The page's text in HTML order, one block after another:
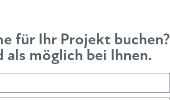
für Ihr Projekt buchen?
möglich bei Ihnen.